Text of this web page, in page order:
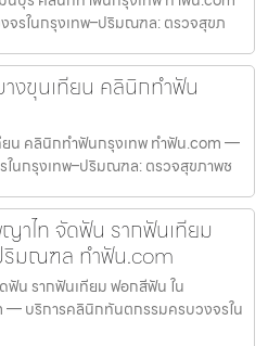
รในกรุงเทพ–ปริมณฑล: ตรวจสุขภ
งขุนเทียน คลินิกทำฟัน
น คลินิกทำฟันกรุงเทพ ทำฟัน.com —
นกรุงเทพ–ปริมณฑล: ตรวจสุขภาพช
ไท จัดฟัน รากฟันเทียม
ริมณฑล ทำฟัน.com
น รากฟันเทียม ฟอกสีฟัน ใน
บริการคลินิกทันตกรรมครบวงจรใน